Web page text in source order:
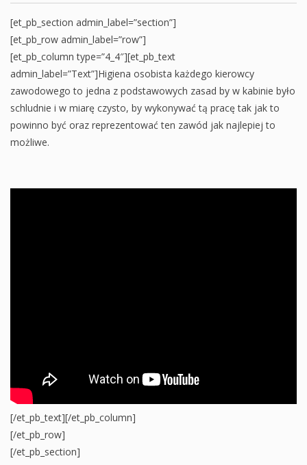
[et_pb_section admin_label=”section”]
[et_pb_row admin_label=”row”]
[et_pb_column type=”4_4″][et_pb_text
admin_label=”Text”]Higiena osobista każdego kierowcy
zawodowego to jedna z podstawowych zasad by w kabinie było
schludnie i w miarę czysto, by wykonywać tą pracę tak jak to
powinno być oraz reprezentować ten zawód jak najlepiej to
możliwe.
[/et_pb_text][/et_pb_column]
[/et_pb_row]
[/et_pb_section]